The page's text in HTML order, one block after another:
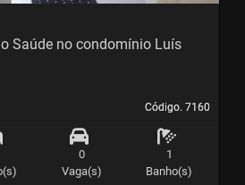
Código. 7160
Código. 7160
Saúde no condomínio Luís
0
Vaga(s)
1
Banho(s)